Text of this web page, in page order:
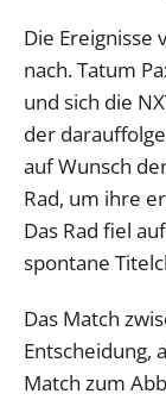
Die Ereignisse
nach. Tatum
und sich die
der
auf Wunsch
Rad, um ihre
Das Rad fiel
spontane
Das Match
Entscheidung,
Match zum